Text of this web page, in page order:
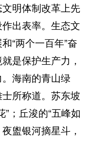
明体制改革上先
出表率。生态文
“两个一百年”奋
是保护生产力，
海南的青山绿
所称道。苏东坡
；丘浚的“五峰如
盥银河摘星斗，